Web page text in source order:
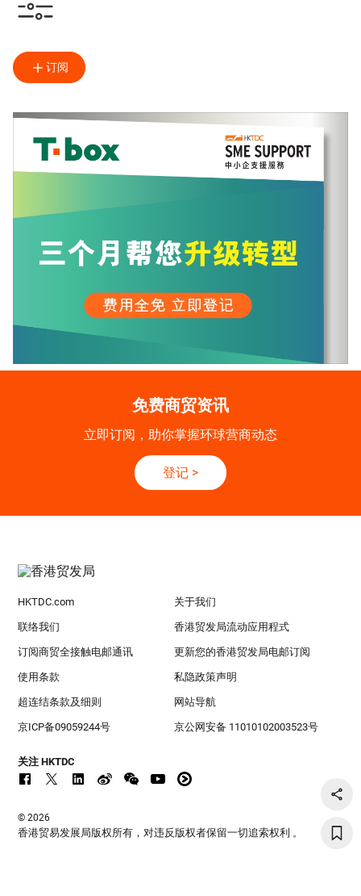
订阅
免费商贸资讯
立即订阅，助你掌握环球营商动态
登记 >
HKTDC.com 关于我们
联络我们 香港贸发局流动应用程式
订阅商贸全接触电邮通讯 更新您的香港贸发局电邮订阅
使用条款 私隐政策声明
超连结条款及细则 网站导航
京ICP备09059244号 京公网安备 11010102003523号
关注 HKTDC
© 2026
香港贸易发展局版权所有，对违反版权者保留一切追索权利 。